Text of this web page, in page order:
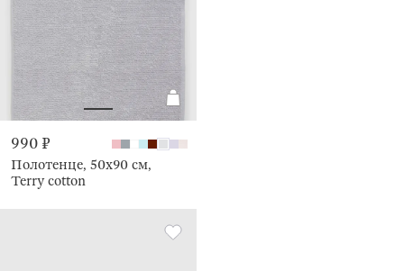
990 ₽
Полотенце, 50х90 см,
Terry cotton